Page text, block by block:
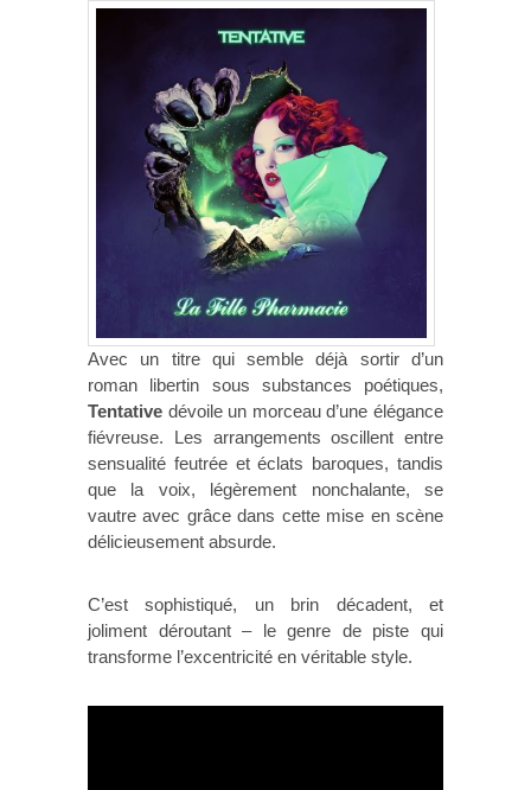
Avec un titre qui semble déjà sortir d’un
roman libertin sous substances poétiques,
Tentative dévoile un morceau d’une élégance
fiévreuse. Les arrangements oscillent entre
sensualité feutrée et éclats baroques, tandis
que la voix, légèrement nonchalante, se
vautre avec grâce dans cette mise en scène
délicieusement absurde.
C’est sophistiqué, un brin décadent, et
joliment déroutant – le genre de piste qui
transforme l’excentricité en véritable style.